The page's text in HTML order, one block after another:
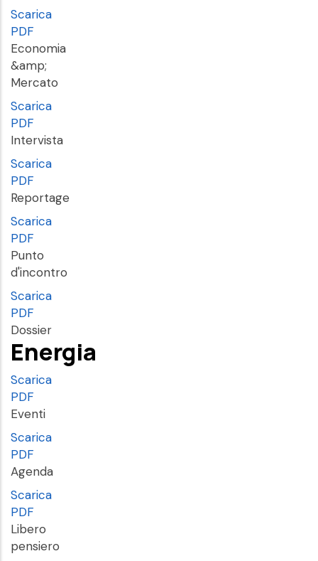
Scarica
PDF
Economia
&amp;
Mercato
Scarica
PDF
Intervista
Scarica
PDF
Reportage
Scarica
PDF
Punto
d'incontro
Scarica
PDF
Dossier
Energia
Scarica
PDF
Eventi
Scarica
PDF
Agenda
Scarica
PDF
Libero
pensiero